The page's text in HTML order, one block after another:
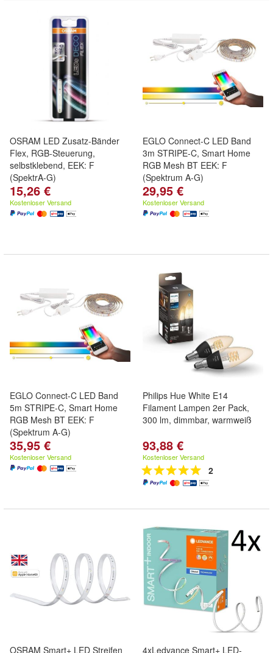
OSRAM LED Zusatz-Bänder
Flex, RGB-Steuerung,
selbstklebend, EEK: F
(SpektrA-G)
15,26 €
Kostenloser Versand
EGLO Connect-C LED Band
3m STRIPE-C, Smart Home
RGB Mesh BT EEK: F
(Spektrum A-G)
29,95 €
Kostenloser Versand
EGLO Connect-C LED Band
5m STRIPE-C, Smart Home
RGB Mesh BT EEK: F
(Spektrum A-G)
35,95 €
Kostenloser Versand
Philips Hue White E14
Filament Lampen 2er Pack,
300 lm, dimmbar, warmweiß
93,88 €
Kostenloser Versand
2
OSRAM Smart+ LED Streifen 4xLedvance Smart+ LED-